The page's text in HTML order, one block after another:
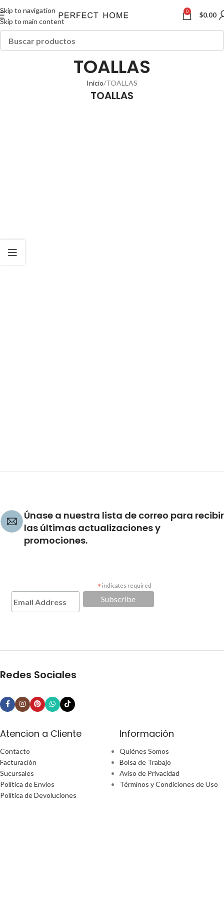
Skip to navigation
Skip to main content
0 $0.00
TOALLAS
Inicio TOALLAS
TOALLAS
Únase a nuestra lista de correo para recibir
las últimas actualizaciones y
promociones.
* indicates required
Redes Sociales
Atencion a Cliente
Contacto
Facturación
Sucursales
Política de Envíos
Política de Devoluciones
Información
Quiénes Somos
Bolsa de Trabajo
Aviso de Privacidad
Términos y Condiciones de Uso